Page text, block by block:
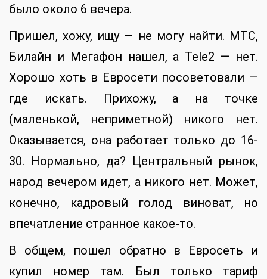
было около 6 вечера.
Пришел, хожу, ищу — не могу найти. МТС,
Билайн и Мегафон нашел, а Tele2 — нет.
Хорошо хоть в Евросети посоветовали —
где искать. Прихожу, а на точке
(маленькой, неприметной) никого нет.
Оказывается, она работает только до 16-
30. Нормально, да? Центральный рынок,
народ вечером идет, а никого нет. Может,
конечно, кадровый голод виноват, но
впечатление странное какое-то.
В общем, пошел обратно в Евросеть и
купил номер там. Был только тариф